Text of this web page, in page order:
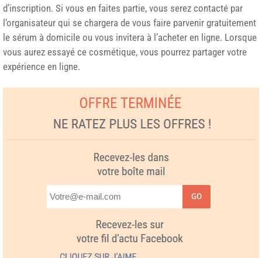
d’inscription. Si vous en faites partie, vous serez contacté par
l’organisateur qui se chargera de vous faire parvenir gratuitement
le sérum à domicile ou vous invitera à l’acheter en ligne. Lorsque
vous aurez essayé ce cosmétique, vous pourrez partager votre
expérience en ligne.
GO